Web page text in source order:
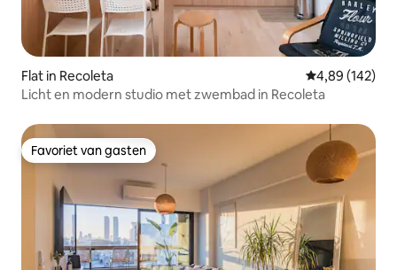
Flat in Recoleta Gemiddelde
4,89 (142)
Licht en modern studio met zwembad in Recoleta
Favoriet van gasten
Favoriet van gasten